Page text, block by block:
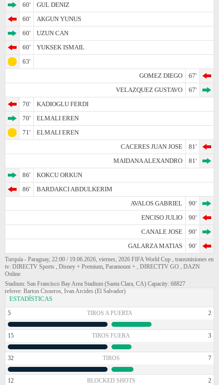
60'
GUL DENIZ
60'
AKGUN YUNUS
60'
UZUN CAN
60'
YUKSEK ISMAIL
63'
GOMEZ DIEGO
67'
VELAZQUEZ GUSTAVO
67'
70'
KADIOGLU FERDI
70'
ELMALI EREN
71'
ELMALI EREN
CACERES JUAN JOSE
81'
MAIDANA ALEXANDRO
81'
86'
KOKCU ORKUN
86'
BARDAKCI ABDULKERIM
AVALOS GABRIEL
90'
ENCISO JULIO
90'
CANALE JOSE
90'
GALARZA MATIAS
90'
Turquía - Paraguay, 22:00 / 19.06.2026, viernes, 2026 FIFA World Cup , transmisiones en
tv: DIRECTV Sports , Disney + Premium, Paramount + , DIRECTTV GO , DAZN
Online
Stadium: San Francisco Bay Area Stadium (Santa Clara, CA) Capacity: 68827
referee: Barton Cisneros, Ivan Arcides (El Salvador)
ESTADÍSTICAS
5 TIROS A PUERTA 2
15 TIROS FUERA 3
32 TIROS 7
12 BLOCKED SHOTS 2